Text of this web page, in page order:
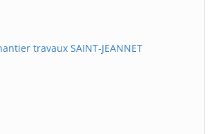
travaux SAINT-JEANNET